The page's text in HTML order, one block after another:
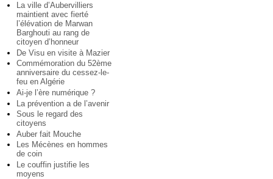
La ville d’Aubervilliers
maintient avec fierté
l’élévation de Marwan
Barghouti au rang de
citoyen d’honneur
De Visu en visite à Mazier
Commémoration du 52ème
anniversaire du cessez-le-
feu en Algérie
Ai-je l’ère numérique ?
La prévention a de l’avenir
Sous le regard des
citoyens
Auber fait Mouche
Les Mécènes en hommes
de coin
Le couffin justifie les
moyens